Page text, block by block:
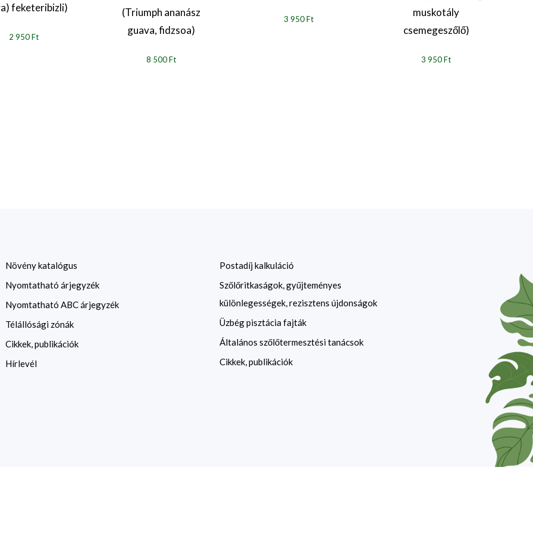
feketeribizli)
2 950 Ft
(Triumph ananász
guava, fidzsoa)
8 500 Ft
3 950 Ft
muskotály
csemegeszőlő)
3 950 Ft
Növény katalógus
Nyomtatható árjegyzék
Nyomtatható ABC árjegyzék
Télállósági zónák
Cikkek, publikációk
Hírlevél
Postadíj kalkuláció
Szőlőritkaságok, gyűjteményes
különlegességek, rezisztens újdonságok
Üzbég pisztácia fajták
Általános szőlőtermesztési tanácsok
Cikkek, publikációk